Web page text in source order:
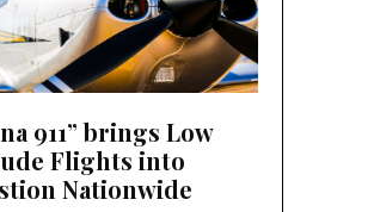
911” brings Low
Flights into
Nationwide